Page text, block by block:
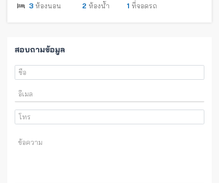
3 ห้องนอน 2 ห้องน้ำ 1 ที่จอดรถ
สอบถามข้อมูล